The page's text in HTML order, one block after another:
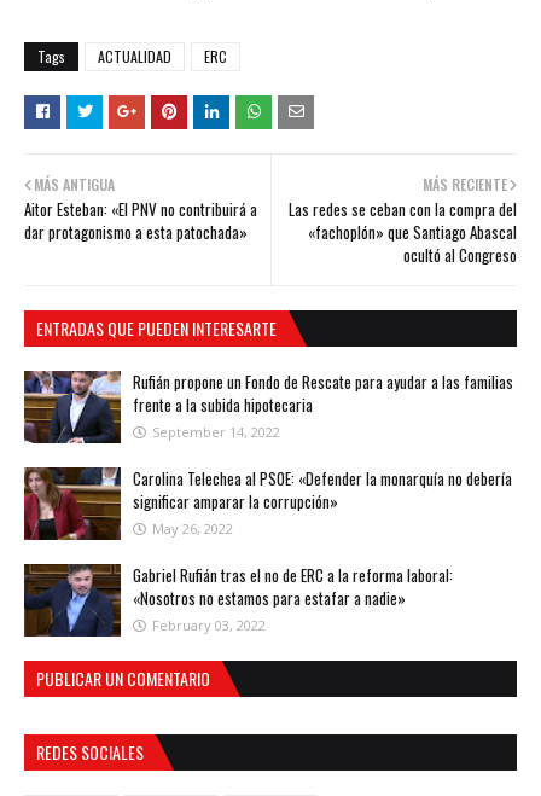
Tags ACTUALIDAD ERC
MÁS RECIENTE
Las redes se ceban con la compra del
«fachoplón» que Santiago Abascal
ocultó al Congreso
MÁS ANTIGUA
Aitor Esteban: «El PNV no contribuirá a
dar protagonismo a esta patochada»
ENTRADAS QUE PUEDEN INTERESARTE
Rufián propone un Fondo de Rescate para ayudar a las familias
frente a la subida hipotecaria
September 14, 2022
Carolina Telechea al PSOE: «Defender la monarquía no debería
significar amparar la corrupción»
May 26, 2022
Gabriel Rufián tras el no de ERC a la reforma laboral:
«Nosotros no estamos para estafar a nadie»
February 03, 2022
PUBLICAR UN COMENTARIO
REDES SOCIALES